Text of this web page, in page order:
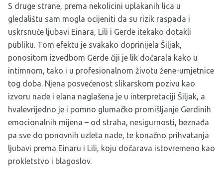
S druge strane, prema nekolicini uplakanih lica u
gledalištu sam mogla ocijeniti da su rizik raspada i
uskrsnuće ljubavi Einara, Lili i Gerde itekako dotakli
publiku. Tom efektu je svakako doprinijela Šiljak,
ponositom izvedbom Gerde čiji je lik dočarala kako u
intimnom, tako i u profesionalnom životu žene-umjetnice
tog doba. Njena posvećenost slikarskom pozivu kao
izvoru nade i elana naglašena je u interpretaciji Šiljak, a
hvalevrijedno je i pomno glumačko promišljanje Gerdinih
emocionalnih mijena – od straha, nesigurnosti, beznađa
pa sve do ponovnih uzleta nade, te konačno prihvatanja
ljubavi prema Einaru i Lili, koju dočarava istovremeno kao
prokletstvo i blagoslov.